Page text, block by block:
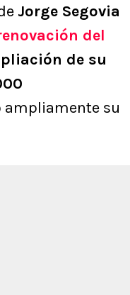
Jorge Segovia
del
de su
ampliamente su